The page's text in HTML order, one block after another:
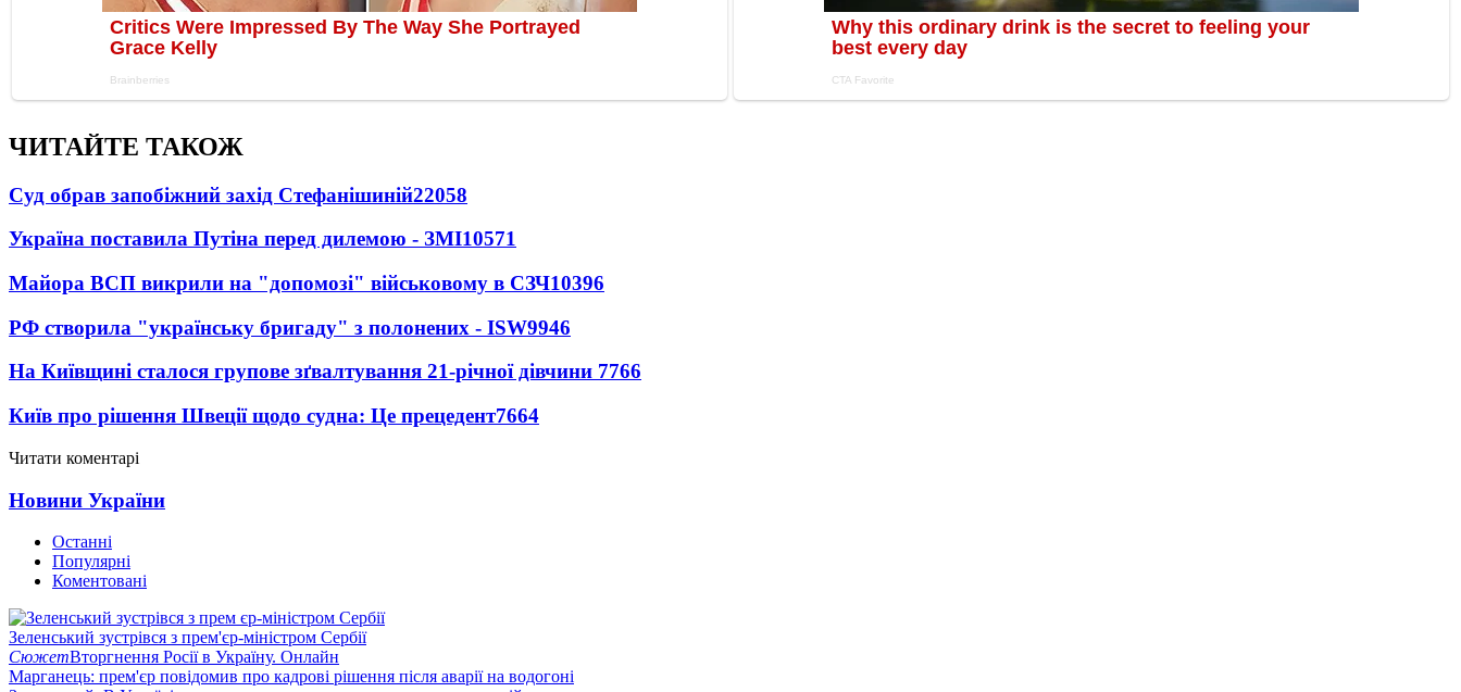
ЧИТАЙТЕ ТАКОЖ
Суд обрав запобіжний захід Стефанішиній22058
Україна поставила Путіна перед дилемою - ЗМІ10571
Майора ВСП викрили на "допомозі" військовому в СЗЧ10396
РФ створила "українську бригаду" з полонених - ISW9946
На Київщині сталося групове зґвалтування 21-річної дівчини 7766
Київ про рішення Швеції щодо судна: Це прецедент7664
Читати коментарі
Новини України
Останні
Популярні
Коментовані
Зеленський зустрівся з прем'єр-міністром Сербії
СюжетВторгнення Росії в Україну. Онлайн
Марганець: прем'єр повідомив про кадрові рішення після аварії на водогоні